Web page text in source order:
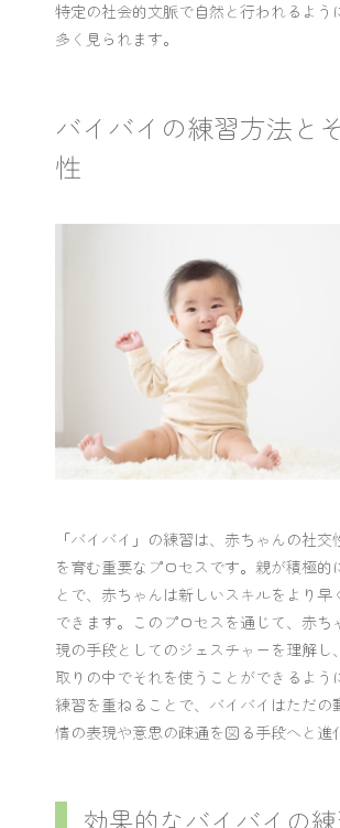
特定の社会的文脈で自然と行われるよう
多く見られます。
バイバイの練習方法と
性
「バイバイ」の練習は、赤ちゃんの社交
を育む重要なプロセスです。親が積極的
とで、赤ちゃんは新しいスキルをより早
できます。このプロセスを通じて、赤ち
現の手段としてのジェスチャーを理解し
取りの中でそれを使うことができるよう
練習を重ねることで、バイバイはただの
情の表現や意思の疎通を図る手段へと進
効果的なバイバイの